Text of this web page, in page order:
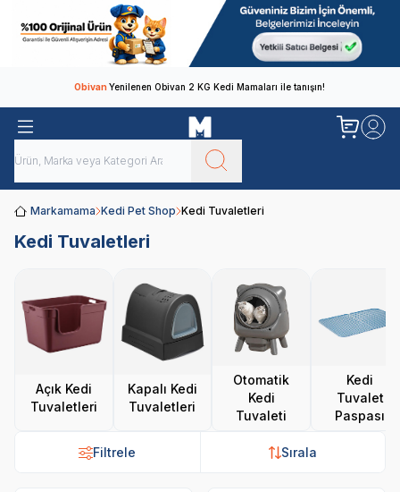
ObivanYenilenen Obivan 2 KG Kedi Mamaları ile tanışın!
Markamama Kedi Pet Shop Kedi Tuvaletleri
Kedi Tuvaletleri
Açık Kedi
Tuvaletleri
Kapalı Kedi
Tuvaletleri
Otomatik
Kedi
Tuvaleti
Kedi
Tuvalet
Paspası
Filtrele Sırala